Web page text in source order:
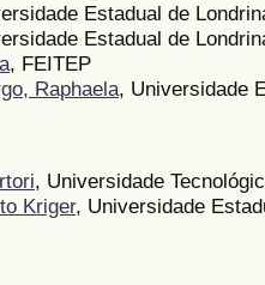
Estadual de
Estadual de
, FEITEP
Raphaela, Universidade
, Universidade
Kriger, Universidade